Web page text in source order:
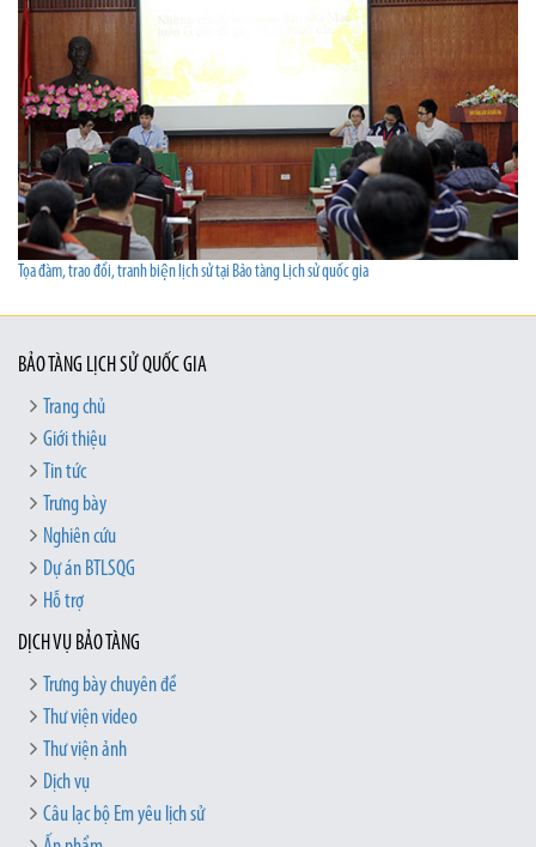
Tọa đàm, trao đổi, tranh biện lịch sử tại Bảo tàng Lịch sử quốc gia
BẢO TÀNG LỊCH SỬ QUỐC GIA
Trang chủ
Giới thiệu
Tin tức
Trưng bày
Nghiên cứu
Dự án BTLSQG
Hỗ trợ
DỊCH VỤ BẢO TÀNG
Trưng bày chuyên đề
Thư viện video
Thư viện ảnh
Dịch vụ
Câu lạc bộ Em yêu lịch sử